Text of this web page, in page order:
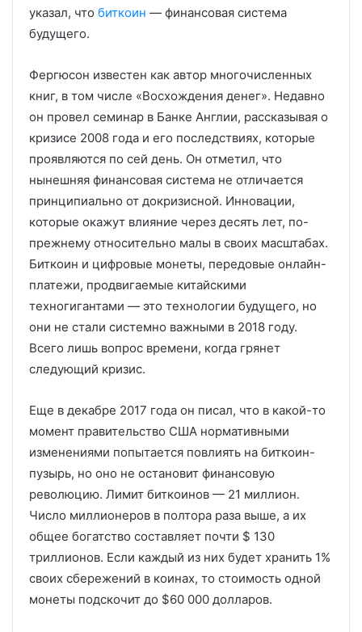
указал, что биткоин — финансовая система
будущего.
Фергюсон известен как автор многочисленных
книг, в том числе «Восхождения денег». Недавно
он провел семинар в Банке Англии, рассказывая о
кризисе 2008 года и его последствиях, которые
проявляются по сей день. Он отметил, что
нынешняя финансовая система не отличается
принципиально от докризисной. Инновации,
которые окажут влияние через десять лет, по-
прежнему относительно малы в своих масштабах.
Биткоин и цифровые монеты, передовые онлайн-
платежи, продвигаемые китайскими
техногигантами — это технологии будущего, но
они не стали системно важными в 2018 году.
Всего лишь вопрос времени, когда грянет
следующий кризис.
Еще в декабре 2017 года он писал, что в какой-то
момент правительство США нормативными
изменениями попытается повлиять на биткоин-
пузырь, но оно не остановит финансовую
революцию. Лимит биткоинов — 21 миллион.
Число миллионеров в полтора раза выше, а их
общее богатство составляет почти $ 130
триллионов. Если каждый из них будет хранить 1%
своих сбережений в коинах, то стоимость одной
монеты подскочит до $60 000 долларов.